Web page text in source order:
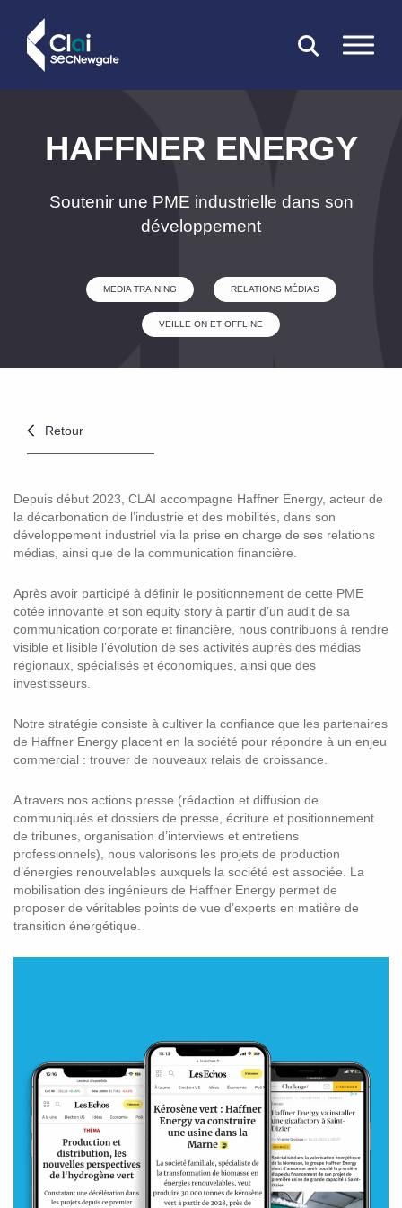
FERMER
HAFFNER ENERGY
Soutenir une PME industrielle dans son
développement
MEDIA TRAINING RELATIONS MÉDIAS
VEILLE ON ET OFFLINE
Retour
Depuis début 2023, CLAI accompagne Haffner Energy, acteur de
la décarbonation de l’industrie et des mobilités, dans son
développement industriel via la prise en charge de ses relations
médias, ainsi que de la communication financière.
Après avoir participé à définir le positionnement de cette PME
cotée innovante et son equity story à partir d’un audit de sa
communication corporate et financière, nous contribuons à rendre
visible et lisible l’évolution de ses activités auprès des médias
régionaux, spécialisés et économiques, ainsi que des
investisseurs.
Notre stratégie consiste à cultiver la confiance que les partenaires
de Haffner Energy placent en la société pour répondre à un enjeu
commercial : trouver de nouveaux relais de croissance.
A travers nos actions presse (rédaction et diffusion de
communiqués et dossiers de presse, écriture et positionnement
de tribunes, organisation d’interviews et entretiens
professionnels), nous valorisons les projets de production
d’énergies renouvelables auxquels la société est associée. La
mobilisation des ingénieurs de Haffner Energy permet de
proposer de véritables points de vue d’experts en matière de
transition énergétique.